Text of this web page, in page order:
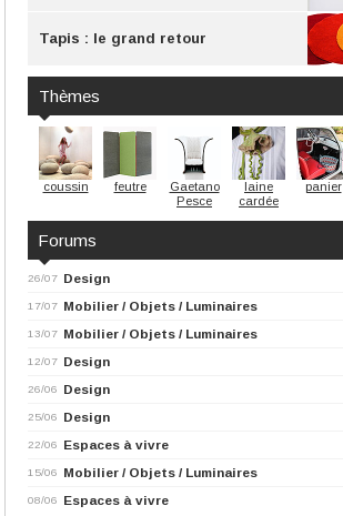
Tapis : le grand retour
Thèmes
coussin feutre
Gaetano
Pesce
laine
cardée
panier
Forums
26/07 Design
17/07 Mobilier / Objets / Luminaires
13/07 Mobilier / Objets / Luminaires
12/07 Design
26/06 Design
25/06 Design
22/06 Espaces à vivre
15/06 Mobilier / Objets / Luminaires
08/06 Espaces à vivre